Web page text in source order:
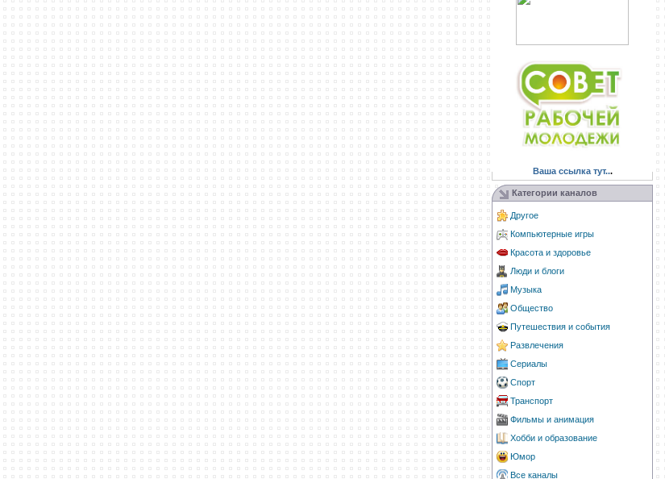
Ваша ссылка тут...
Категории каналов
Другое
Компьютерные игры
Красота и здоровье
Люди и блоги
Музыка
Общество
Путешествия и события
Развлечения
Сериалы
Спорт
Транспорт
Фильмы и анимация
Хобби и образование
Юмор
Все каналы